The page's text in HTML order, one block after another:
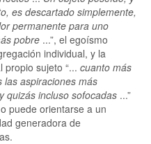
es descartado simplemente,
permanente para uno
pobre ...”, el egoísmo
individual, y la
propio sujeto “... cuanto más
las aspiraciones más
quizás incluso sofocadas ...”
puede orientarse a un
generadora de